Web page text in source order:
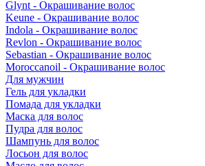
Glynt - Окрашивание волос
Keune - Окрашивание волос
Indola - Окрашивание волос
Revlon - Окрашивание волос
Sebastian - Окрашивание волос
Moroccanoil - Окрашивание волос
Для мужчин
Гель для укладки
Помада для укладки
Маска для волос
Пудра для волос
Шампунь для волос
Лосьон для волос